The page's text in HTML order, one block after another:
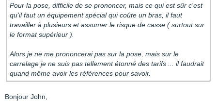
Pour la pose, difficile de se prononcer, mais ce qui est sûr c'est
qu'il faut un équipement spécial qui coûte un bras, il faut
travailler à plusieurs et assumer le risque de casse ( surtout sur
le format supérieur ).
Alors je ne me prononcerai pas sur la pose, mais sur le
carrelage je ne suis pas tellement étonné des tarifs ... il faudrait
quand même avoir les références pour savoir.
Bonjour John,